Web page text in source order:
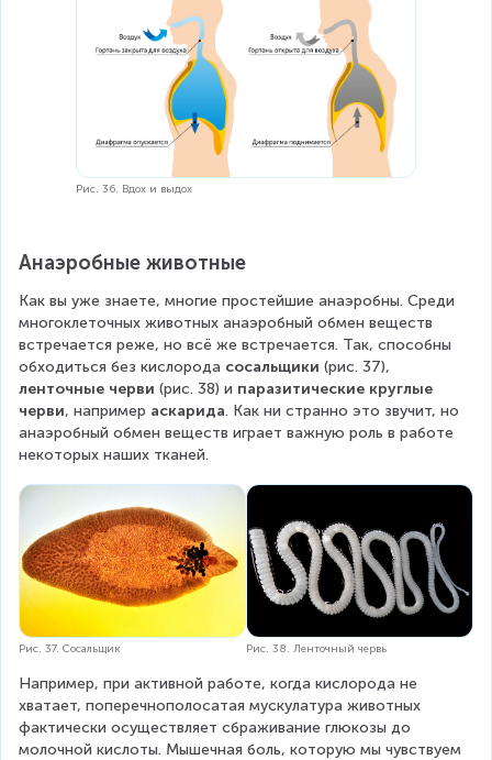
Рис. 36. Вдох и выдох
Анаэробные животные
Как вы уже знаете, многие простейшие анаэробны. Среди
многоклеточных животных анаэробный обмен веществ
встречается реже, но всё же встречается. Так, способны
обходиться без кислорода сосальщики (рис. 37),
ленточные черви (рис. 38) и паразитические круглые
черви, например аскарида. Как ни странно это звучит, но
анаэробный обмен веществ играет важную роль в работе
некоторых наших тканей.
Рис. 37. Сосальщик Рис. 38. Ленточный червь
Например, при активной работе, когда кислорода не
хватает, поперечнополосатая мускулатура животных
фактически осуществляет сбраживание глюкозы до
молочной кислоты. Мышечная боль, которую мы чувствуем